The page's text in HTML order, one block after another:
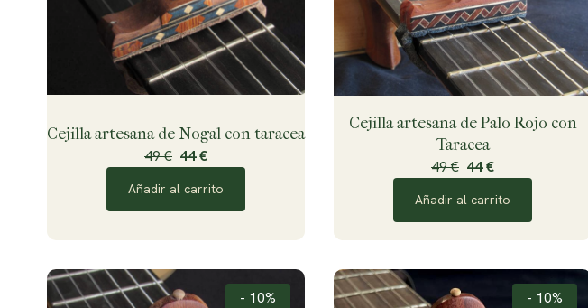
Cejilla artesana de Nogal con taracea
49 € 44 €
Añadir al carrito
Cejilla artesana de Palo Rojo con
Taracea
49 € 44 €
Añadir al carrito
- 10% - 10%